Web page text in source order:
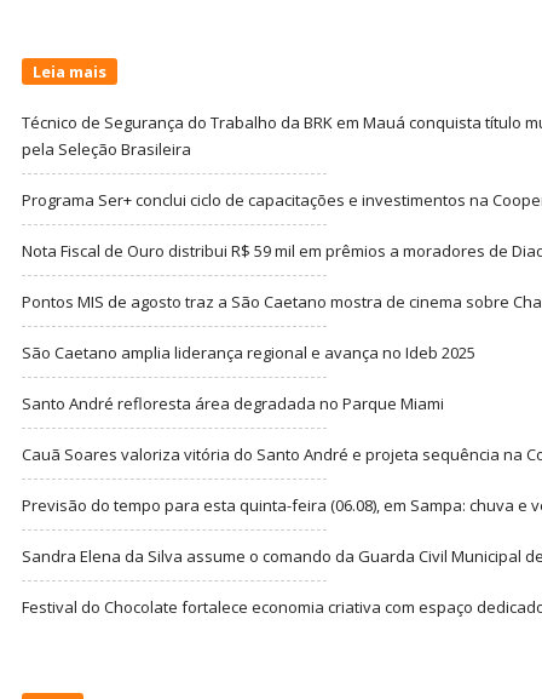
Leia mais
Técnico de Segurança do Trabalho da BRK em Mauá conquista título
pela Seleção Brasileira
Programa Ser+ conclui ciclo de capacitações e investimentos na
Nota Fiscal de Ouro distribui R$ 59 mil em prêmios a moradores de
Pontos MIS de agosto traz a São Caetano mostra de cinema sobre
São Caetano amplia liderança regional e avança no Ideb 2025
Santo André refloresta área degradada no Parque Miami
Cauã Soares valoriza vitória do Santo André e projeta sequência na
Previsão do tempo para esta quinta-feira (06.08), em Sampa: chuva e
Sandra Elena da Silva assume o comando da Guarda Civil Municipal
Festival do Chocolate fortalece economia criativa com espaço